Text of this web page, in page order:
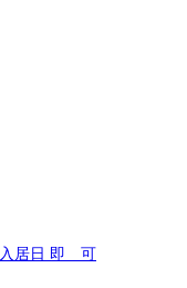
入居日 即 可